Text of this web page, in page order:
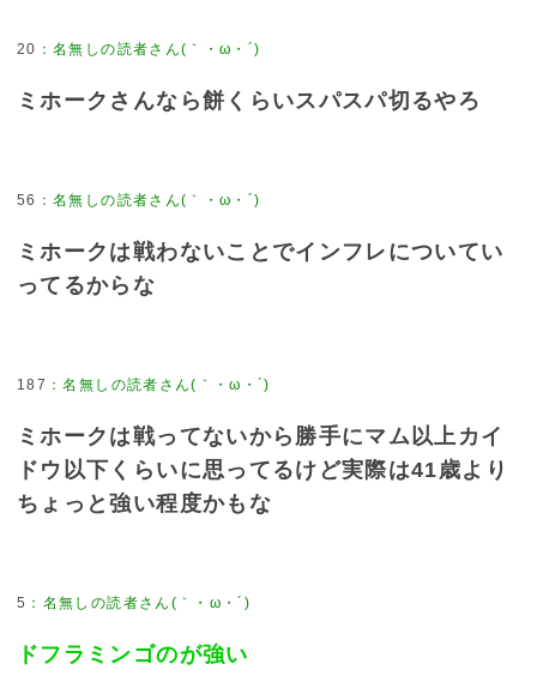
20
ミホークさんなら餅くらいスパスパ切るやろ
56
ミホークは戦わないことでインフレについてい
ってるからな
187
ミホークは戦ってないから勝手にマム以上カイ
ドウ以下くらいに思ってるけど実際は41歳より
ちょっと強い程度かもな
5
ドフラミンゴのが強い